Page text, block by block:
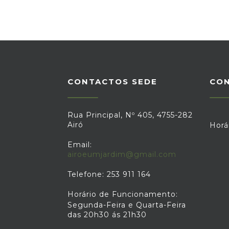
CONTACTOS SEDE
Rua Principal, Nº 405, 4755-282
Airó
Email:
airoeumjardim@gmail.com
Telefone: 253 911 164
Horário de Funcionamento:
Segunda-Feira e Quarta-Feira
das 20h30 ás 21h30